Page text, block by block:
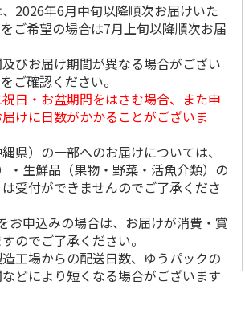
６人前
）
)
＜お中元＞越後へぎ
そば４人前
3,880円
(送料・税込)
奥美濃そば食べ
セット
5.0（3）
(送料・税込)
2026年6月中旬以降順次お届けいた
ご希望の場合は7月上旬以降順次お届
びお届け期間が異なる場合がござい
ご確認ください。
日・お盆期間をはさむ場合、また申
けに日数がかかることがございま
県）の一部へのお届けについては、
・生鮮品（果物・野菜・活魚介類）の
受付ができませんのでご了承くださ
申込みの場合は、お届けが消費・賞
のでご了承ください。
工場からの配送日数、ゆうパックの
どにより短くなる場合がございます